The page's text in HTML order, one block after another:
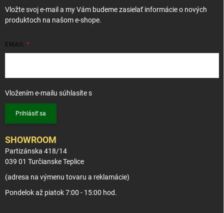
Vložte svoj e-mail a my Vám budeme zasielať informácie o nových
produktoch na našom e-shope.
EMAIL
Vložením e-mailu súhlasíte s
Prihlásiť sa
SHOWROOM
Partizánska 418/14
039 01 Turčianske Teplice
(adresa na výmenu tovaru a reklamácie)
Pondelok až piatok 7:00 - 15:00 hod.